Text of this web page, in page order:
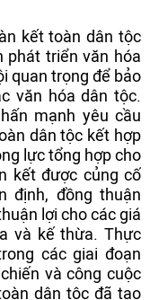
kết toàn dân tộc
phát triển văn hóa
quan trọng để bảo
văn hóa dân tộc.
mạnh yêu cầu
dân tộc kết hợp
lực tổng hợp cho
kết được củng cố
định, đồng thuận
lợi cho các giá
và kế thừa. Thực
các giai đoạn
và công cuộc
dân tộc đã tạo